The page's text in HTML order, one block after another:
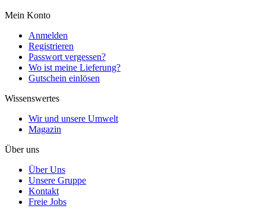
Mein Konto
Anmelden
Registrieren
Passwort vergessen?
Wo ist meine Lieferung?
Gutschein einlösen
Wissenswertes
Wir und unsere Umwelt
Magazin
Über uns
Über Uns
Unsere Gruppe
Kontakt
Freie Jobs